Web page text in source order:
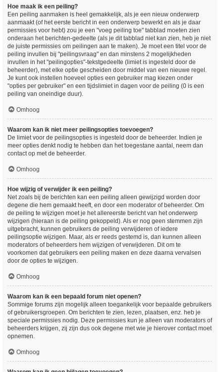
Hoe maak ik een peiling?
Een peiling aanmaken is heel gemakkelijk, als je een nieuw onderwerp
aanmaakt (of het eerste bericht in een onderwerp bewerkt en als je daar
permissies voor hebt) zou je een "voeg peiling toe" tabblad moeten zien
onderaan het berichten-gedeelte (als je dit tabblad niet kan zien, heb je niet
de juiste permissies om peilingen aan te maken). Je moet een titel voor de
peiling invullen bij "peilingsvraag" en dan minstens 2 mogelijkheden
invullen in het "peilingopties"-tekstgedeelte (limiet is ingesteld door de
beheerder), met elke optie gescheiden door middel van een nieuwe regel.
Je kunt ook instellen hoeveel opties een gebruiker mag kiezen onder
"opties per gebruiker" en een tijdslimiet in dagen voor de peiling (0 is een
peiling van oneindige duur).
Omhoog
Waarom kan ik niet meer peilingsopties toevoegen?
De limiet voor de peilingsopties is ingesteld door de beheerder. Indien je
meer opties denkt nodig te hebben dan het toegestane aantal, neem dan
contact op met de beheerder.
Omhoog
Hoe wijzig of verwijder ik een peiling?
Net zoals bij de berichten kan een peiling alleen gewijzigd worden door
degene die hem gemaakt heeft, en door een moderator of beheerder. Om
de peiling te wijzigen moet je het allereerste bericht van het onderwerp
wijzigen (hieraan is de peiling gekoppeld). Als er nog geen stemmen zijn
uitgebracht, kunnen gebruikers de peiling verwijderen of iedere
peilingsoptie wijzigen. Maar, als er reeds gestemd is, dan kunnen alleen
moderators of beheerders hem wijzigen of verwijderen. Dit om te
voorkomen dat gebruikers een peiling maken en deze daarna vervalsen
door de opties te wijzigen.
Omhoog
Waarom kan ik een bepaald forum niet openen?
Sommige forums zijn mogelijk alleen toegankelijk voor bepaalde gebruikers
of gebruikersgroepen. Om berichten te zien, lezen, plaatsen, enz. heb je
speciale permissies nodig. Deze permissies kun je alleen van moderators of
beheerders krijgen, zij zijn dus ook degene met wie je hierover contact moet
opnemen.
Omhoog